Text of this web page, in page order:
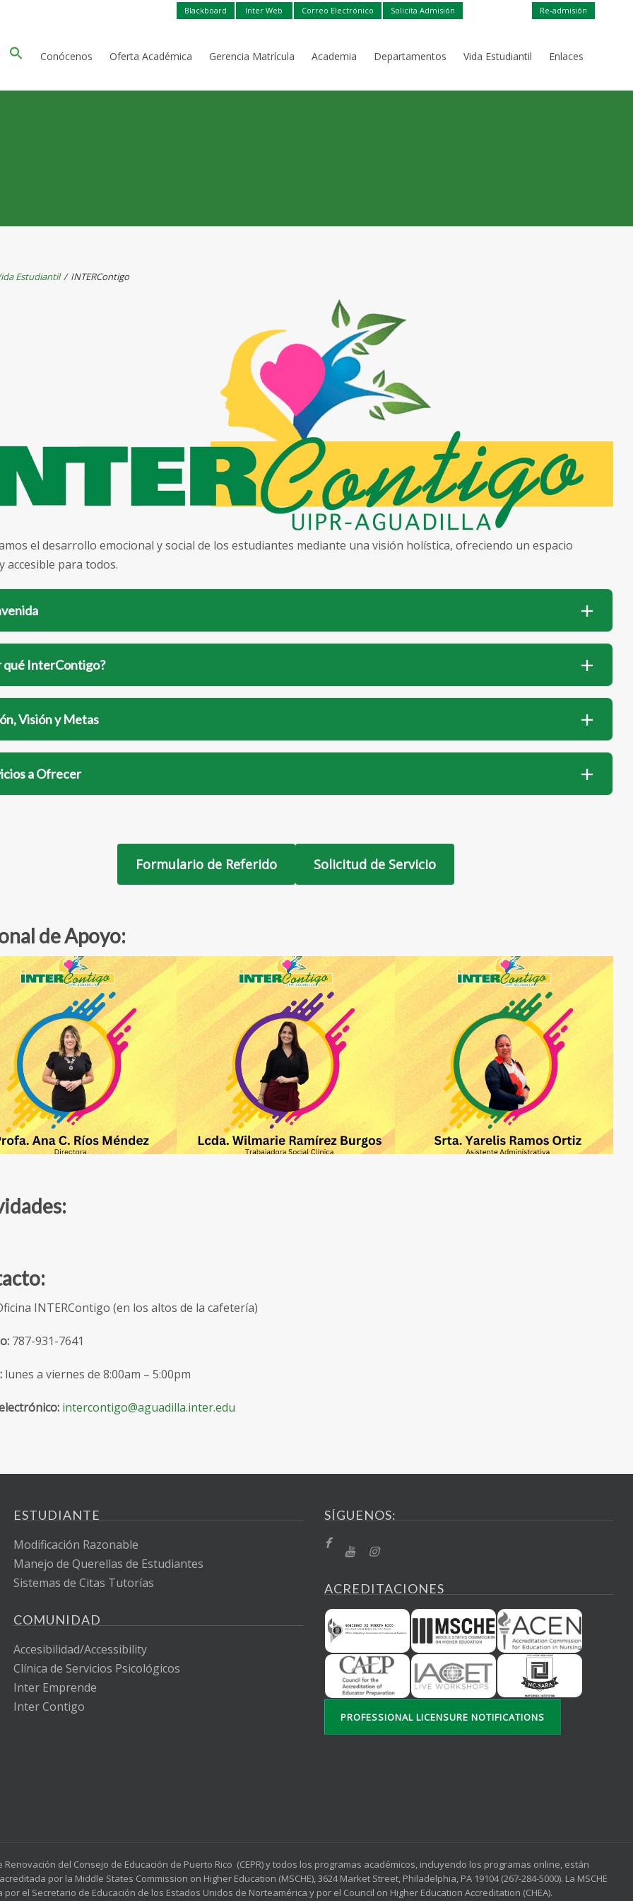
Blackboard Inter Web Correo Electrónico Solicita Admisión Re-admisión
Conócenos Oferta Académica Gerencia Matrícula Academia Departamentos Vida Estudiantil Enlaces
Estudiantil/ INTERContigo
el desarrollo emocional y social de los estudiantes mediante una visión holística, ofreciendo un espacio
accesible para todos.
qué InterContigo?
Visión y Metas
a Ofrecer
Formulario de Referido Solicitud de Servicio
de Apoyo:
INTERContigo (en los altos de la cafetería)
787-931-7641
lunes a viernes de 8:00am – 5:00pm
intercontigo@aguadilla.inter.edu
ESTUDIANTE
Modificación Razonable
Manejo de Querellas de Estudiantes
Sistemas de Citas Tutorías
COMUNIDAD
Accesibilidad/Accessibility
Clínica de Servicios Psicológicos
Inter Emprende
Inter Contigo
SÍGUENOS:
ACREDITACIONES
PROFESSIONAL LICENSURE NOTIFICATIONS
del Consejo de Educación de Puerto Rico (CEPR) y todos los programas académicos, incluyendo los programas online, están
por la Middle States Commission on Higher Education (MSCHE), 3624 Market Street, Philadelphia, PA 19104 (267-284-5000). La MSCHE
el Secretario de Educación de los Estados Unidos de Norteamérica y por el Council on Higher Education Accreditation (CHEA).